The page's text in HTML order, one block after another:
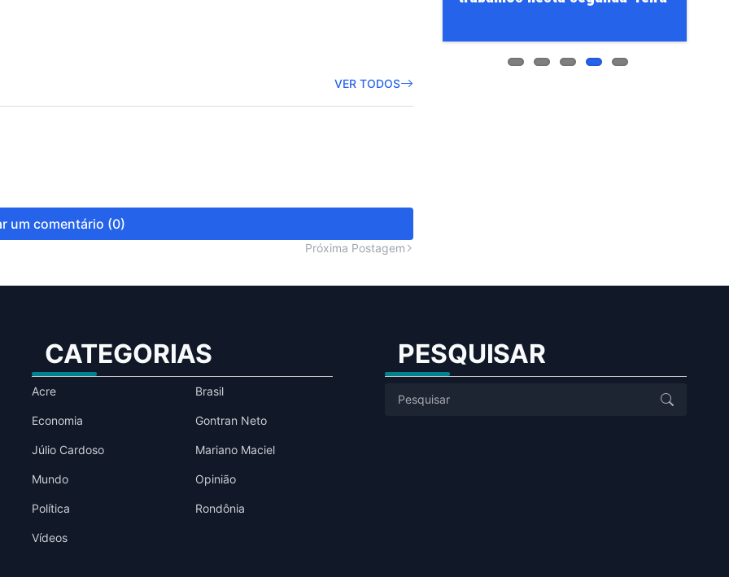
VER TODOS
um comentário (0)
Próxima Postagem
Jaques Wagner
CATEGORIAS
Acre Brasil
Economia Gontran Neto
Júlio Cardoso Mariano Maciel
Mundo Opinião
Política Rondônia
Vídeos
PESQUISAR